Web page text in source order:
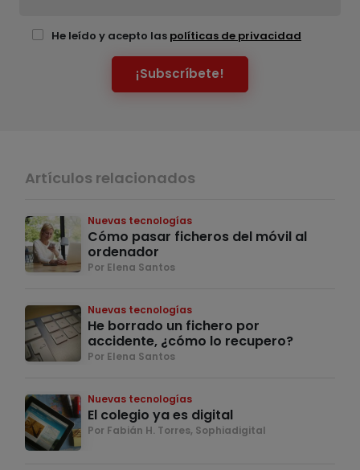
He leído y acepto las políticas de privacidad
¡Subscríbete!
Artículos relacionados
Nuevas tecnologías
Cómo pasar ficheros del móvil al
ordenador
Por Elena Santos
Nuevas tecnologías
He borrado un fichero por
accidente, ¿cómo lo recupero?
Por Elena Santos
Nuevas tecnologías
El colegio ya es digital
Por Fabián H. Torres, Sophiadigital